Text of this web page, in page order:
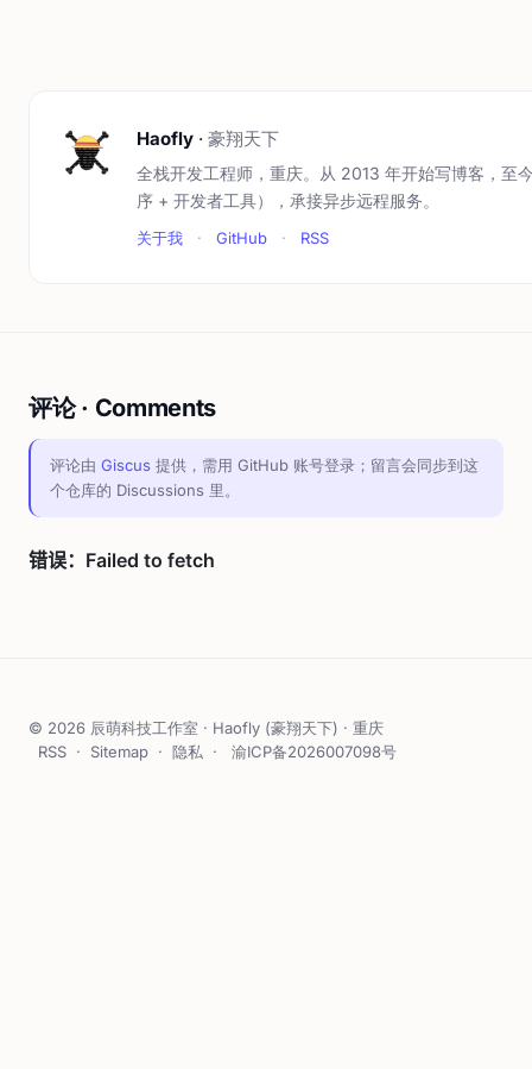
Haofly · 豪翔天下
全栈开发工程师，重庆。从 2013 年开始写博客，至
序 + 开发者工具），承接异步远程服务。
关于我 · GitHub · RSS
评论 · Comments
评论由 Giscus 提供，需用 GitHub 账号登录；留言会同步到这
个仓库的 Discussions 里。
© 2026 辰萌科技工作室 · Haofly (豪翔天下) · 重庆
RSS · Sitemap · 隐私 · 渝ICP备2026007098号